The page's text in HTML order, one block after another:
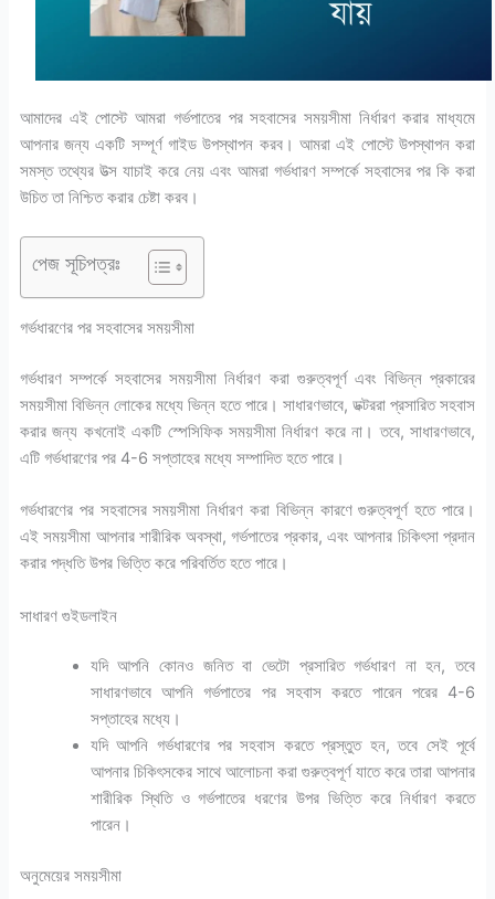
আমাদের এই পোস্টে আমরা গর্ভপাতের পর সহবাসের সময়সীমা নির্ধারণ করার মাধ্যমে
আপনার জন্য একটি সম্পূর্ণ গাইড উপস্থাপন করব। আমরা এই পোস্টে উপস্থাপন করা
সমস্ত তথ্যের উত্স যাচাই করে নেয় এবং আমরা গর্ভধারণ সম্পর্কে সহবাসের পর কি করা
উচিত তা নিশ্চিত করার চেষ্টা করব।
পেজ সূচিপত্রঃ
গর্ভধারণের পর সহবাসের সময়সীমা
গর্ভধারণ সম্পর্কে সহবাসের সময়সীমা নির্ধারণ করা গুরুত্বপূর্ণ এবং বিভিন্ন প্রকারের
সময়সীমা বিভিন্ন লোকের মধ্যে ভিন্ন হতে পারে। সাধারণভাবে, ডক্টররা প্রসারিত সহবাস
করার জন্য কখনোই একটি স্পেসিফিক সময়সীমা নির্ধারণ করে না। তবে, সাধারণভাবে,
এটি গর্ভধারণের পর 4-6 সপ্তাহের মধ্যে সম্পাদিত হতে পারে।
গর্ভধারণের পর সহবাসের সময়সীমা নির্ধারণ করা বিভিন্ন কারণে গুরুত্বপূর্ণ হতে পারে।
এই সময়সীমা আপনার শারীরিক অবস্থা, গর্ভপাতের প্রকার, এবং আপনার চিকিৎসা প্রদান
করার পদ্ধতি উপর ভিত্তি করে পরিবর্তিত হতে পারে।
সাধারণ গুইডলাইন
যদি আপনি কোনও জনিত বা ভেটো প্রসারিত গর্ভধারণ না হন, তবে
সাধারণভাবে আপনি গর্ভপাতের পর সহবাস করতে পারেন পরের 4-6
সপ্তাহের মধ্যে।
যদি আপনি গর্ভধারণের পর সহবাস করতে প্রস্তুত হন, তবে সেই পূর্বে
আপনার চিকিৎসকের সাথে আলোচনা করা গুরুত্বপূর্ণ যাতে করে তারা আপনার
শারীরিক স্থিতি ও গর্ভপাতের ধরণের উপর ভিত্তি করে নির্ধারণ করতে
পারেন।
অনুমেয়ের সময়সীমা